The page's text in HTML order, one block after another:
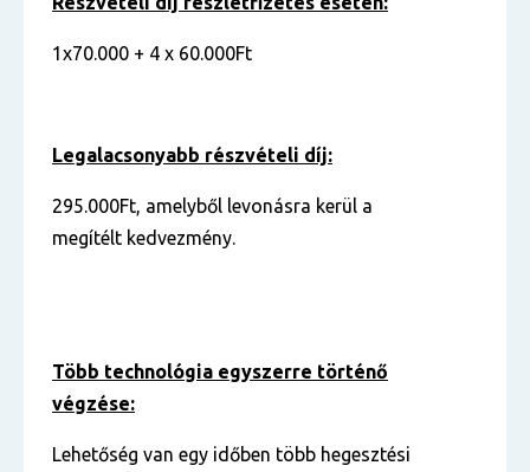
1x70.000 + 4 x 60.000Ft
Legalacsonyabb részvételi díj:
295.000Ft, amelyből levonásra kerül a
megítélt kedvezmény.
Több technológia egyszerre történő
végzése:
Lehetőség van egy időben több hegesztési